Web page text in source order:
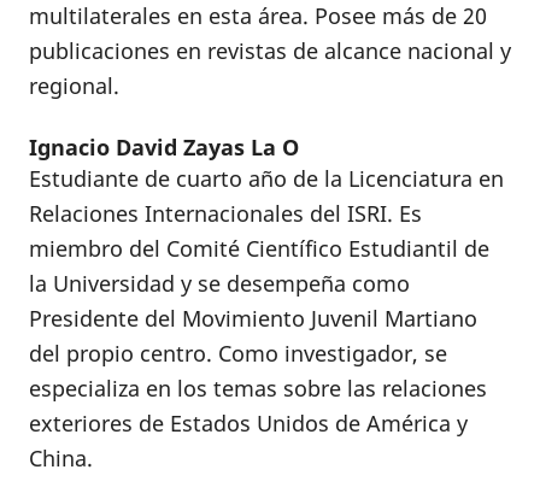
multilaterales en esta área. Posee más de 20
publicaciones en revistas de alcance nacional y
regional.
Ignacio David Zayas La O
Estudiante de cuarto año de la Licenciatura en
Relaciones Internacionales del ISRI. Es
miembro del Comité Científico Estudiantil de
la Universidad y se desempeña como
Presidente del Movimiento Juvenil Martiano
del propio centro. Como investigador, se
especializa en los temas sobre las relaciones
exteriores de Estados Unidos de América y
China.